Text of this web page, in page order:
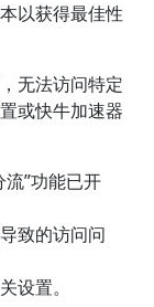
以获得最佳性
无法访问特定
或快牛加速器
”功能已开
致的访问问
设置。